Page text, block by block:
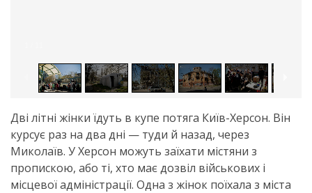
Дві літні жінки їдуть в купе потяга Київ-Херсон. Він
курсує раз на два дні — туди й назад, через
Миколаїв. У Херсон можуть заїхати містяни з
пропискою, або ті, хто має дозвіл військових і
місцевої адміністрації. Одна з жінок поїхала з міста